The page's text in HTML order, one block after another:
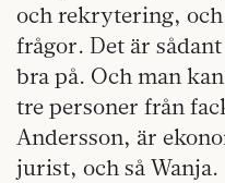
och rekrytering,
frågor. Det är
bra på. Och man
tre personer från
Andersson, är
jurist, och så Wanja.